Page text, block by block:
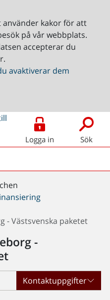
kakor för att
på vår webbplats.
accepterar du
avaktiverar dem
Logga in Sök
- Västsvenska paketet
-
Kontaktuppgifter